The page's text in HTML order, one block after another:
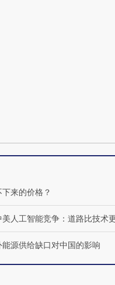
下来的价格？
美人工智能竞争：道路比技术
能源供给缺口对中国的影响